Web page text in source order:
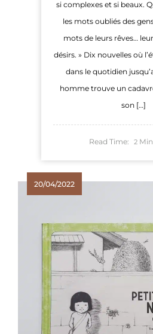
si complexes et si beaux.
les mots oubliés des
mots de leurs rêves…
désirs. » Dix nouvelles où
dans le quotidien
homme trouve un
son […]
Read Time: 2 Min
20/04/2022